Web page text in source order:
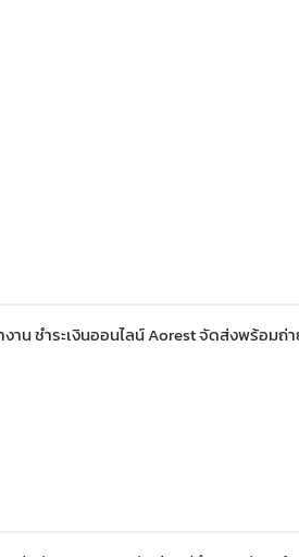
าน ชำระเงินออนไลน์ Aorest จัดส่งพร้อมถ่